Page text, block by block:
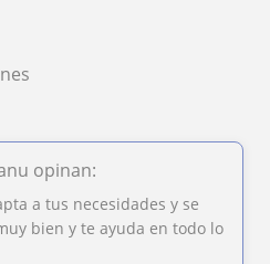
opinan:
a tus necesidades y se
bien y te ayuda en todo lo